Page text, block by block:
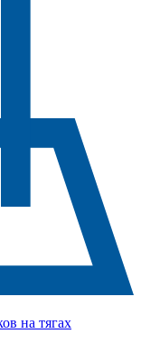
на тягах